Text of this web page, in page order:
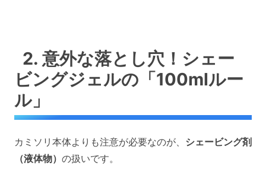
2. 意外な落とし穴！シェー
ビングジェルの「100mlルー
ル」
カミソリ本体よりも注意が必要なのが、 シェービング剤
（液体物） の扱いです。